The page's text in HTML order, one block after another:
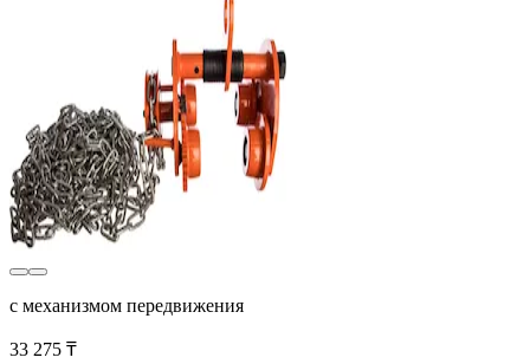
с механизмом передвижения
33 275 ₸